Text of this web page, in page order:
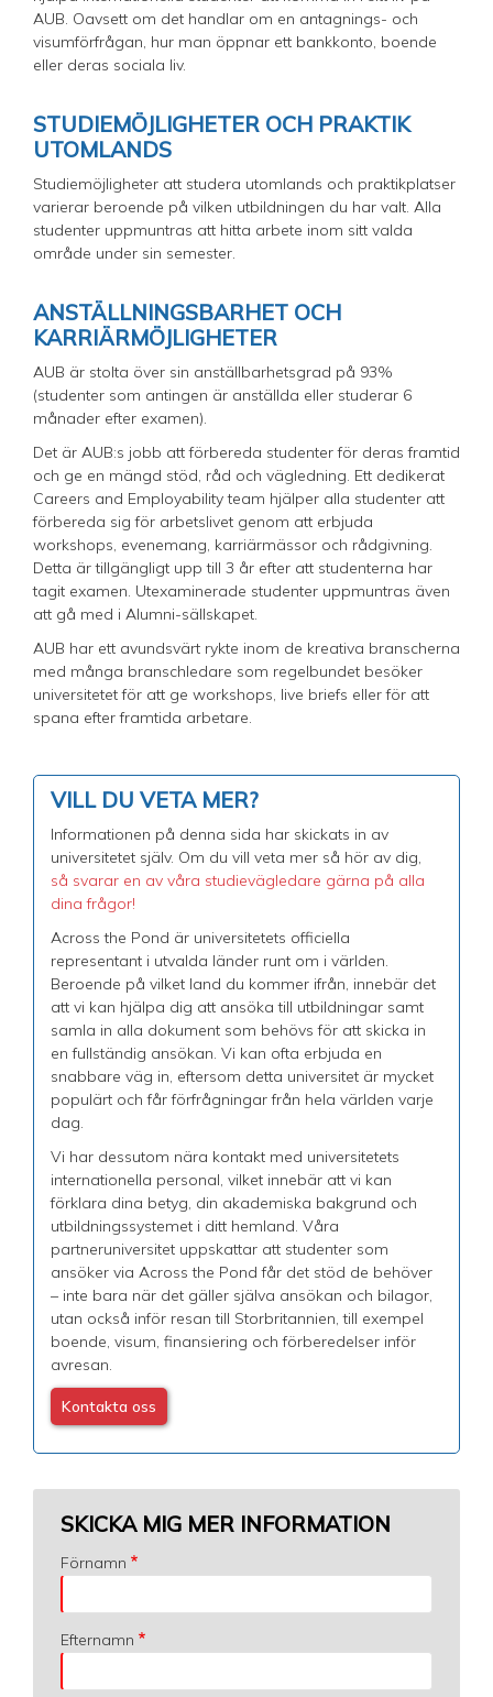
AUB. Oavsett om det handlar om en antagnings- och
visumförfrågan, hur man öppnar ett bankkonto, boende
eller deras sociala liv.
STUDIEMÖJLIGHETER OCH PRAKTIK
UTOMLANDS
Studiemöjligheter att studera utomlands och praktikplatser
varierar beroende på vilken utbildningen du har valt. Alla
studenter uppmuntras att hitta arbete inom sitt valda
område under sin semester.
ANSTÄLLNINGSBARHET OCH
KARRIÄRMÖJLIGHETER
AUB är stolta över sin anställbarhetsgrad på 93%
(studenter som antingen är anställda eller studerar 6
månader efter examen).
Det är AUB:s jobb att förbereda studenter för deras framtid
och ge en mängd stöd, råd och vägledning. Ett dedikerat
Careers and Employability team hjälper alla studenter att
förbereda sig för arbetslivet genom att erbjuda
workshops, evenemang, karriärmässor och rådgivning.
Detta är tillgängligt upp till 3 år efter att studenterna har
tagit examen. Utexaminerade studenter uppmuntras även
att gå med i Alumni-sällskapet.
AUB har ett avundsvärt rykte inom de kreativa branscherna
med många branschledare som regelbundet besöker
universitetet för att ge workshops, live briefs eller för att
spana efter framtida arbetare.
VILL DU VETA MER?
Informationen på denna sida har skickats in av
universitetet själv. Om du vill veta mer så hör av dig,
så svarar en av våra studievägledare gärna på alla
dina frågor!
Across the Pond är universitetets officiella
representant i utvalda länder runt om i världen.
Beroende på vilket land du kommer ifrån, innebär det
att vi kan hjälpa dig att ansöka till utbildningar samt
samla in alla dokument som behövs för att skicka in
en fullständig ansökan. Vi kan ofta erbjuda en
snabbare väg in, eftersom detta universitet är mycket
populärt och får förfrågningar från hela världen varje
dag.
Vi har dessutom nära kontakt med universitetets
internationella personal, vilket innebär att vi kan
förklara dina betyg, din akademiska bakgrund och
utbildningssystemet i ditt hemland. Våra
partneruniversitet uppskattar att studenter som
ansöker via Across the Pond får det stöd de behöver
– inte bara när det gäller själva ansökan och bilagor,
utan också inför resan till Storbritannien, till exempel
boende, visum, finansiering och förberedelser inför
avresan.
Kontakta oss
SKICKA MIG MER INFORMATION
Förnamn
Efternamn